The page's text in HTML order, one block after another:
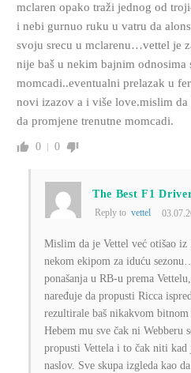
mclaren opako traži jednog od
i nebi gurnuo ruku u vatru da
svoju srecu u mclarenu…vettel je
nije baš u nekim bajnim odnosima
momcadi..eventualni prelazak u
novi izazov a i više love.mislim
da promjene trenutne momcadi.
0 0
The Best F1
Reply to vettel
Mislim da je Vettel već otišao
nekom ekipom za iduću
ponašanja u RB-u prema
naređuje da propusti Ricca
rezultirale baš nikakvom
Hebem mu sve čak ni Webberu
propusti Vettela i to čak niti
naslov. Sve skupa izgleda kao